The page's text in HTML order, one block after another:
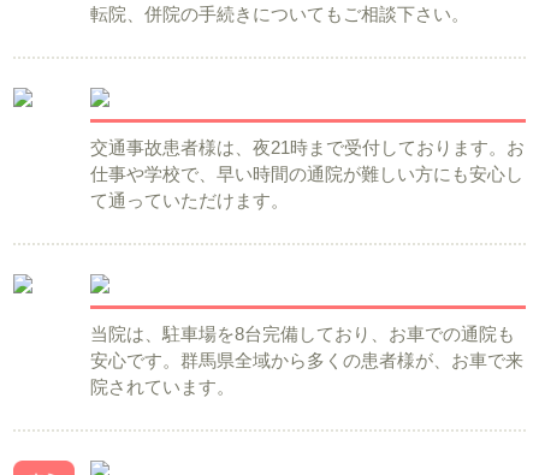
転院、併院の手続きについてもご相談下さい。
交通事故患者様は、夜21時まで受付しております。お
仕事や学校で、早い時間の通院が難しい方にも安心し
て通っていただけます。
当院は、駐車場を8台完備しており、お車での通院も
安心です。群馬県全域から多くの患者様が、お車で来
院されています。